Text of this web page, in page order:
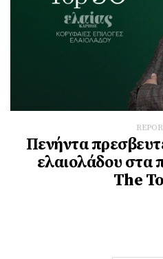
Πενήντα
ελαιολάδου στα
The